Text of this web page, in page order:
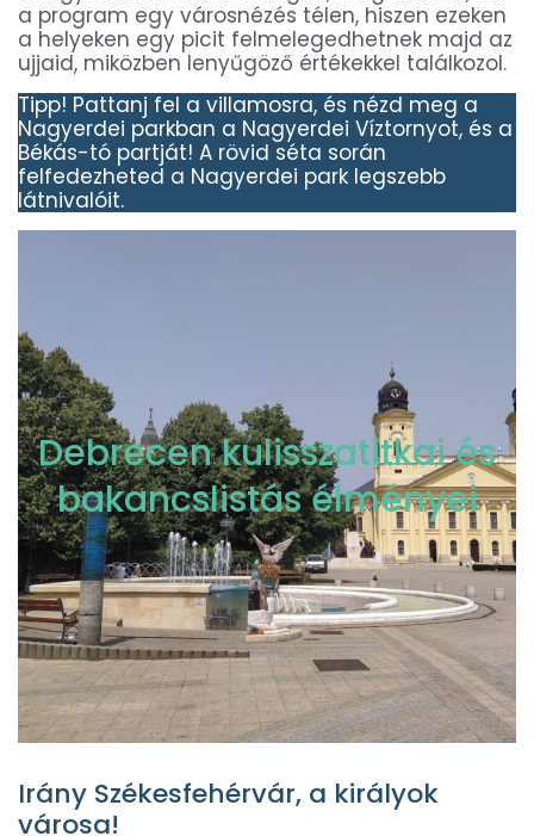
a program egy városnézés télen, hiszen ezeken
a helyeken egy picit felmelegedhetnek majd az
ujjaid, miközben lenyűgöző értékekkel találkozol.
Tipp! Pattanj fel a villamosra, és nézd meg a
Nagyerdei parkban a Nagyerdei Víztornyot, és a
Békás-tó partját! A rövid séta során
felfedezheted a Nagyerdei park legszebb
látnivalóit.
Debrecen kulisszatitkai és
bakancslistás élményei
Irány Székesfehérvár, a királyok
városa!